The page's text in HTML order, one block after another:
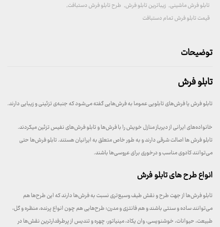
تابلو فرش ماشینی, زیباترین تابلو فرش, طرح تابلو فرش دستبافت,
قیمت تابلو فرش تمام دستبافت
توضیحات
تابلو فرش
تابلو فرش یا فرش‌های تابلویی عموما به فرش‌هایی گفته می‌شود که جنبه‌ی تزئینی و زیبایی دارند.
خانواده‌های ایرانی از دیرباز منازل خویش را با فرش‌ها و تابلو فرش‌های نفیس تزئین میکردند.
تابلو فرش ها اصالت شرقی دارند و به طور خاص متعلق به ایرانیان هستند. تابلو فرش‌ها حتی
می‌توانند کادوی مناسب و درخوری برای عروسی‌ها باشند.
انواع طرح‌ های تابلو فرش
تابلو فرش‌ها از جهت طرح و نقش طیف وسیع‌تری نسبت به فرش‌ها دارند که این طرح‌ها هم
می‌توانند ساده و سنتی باشند و هم فانتزی و مدرن؛ طرح‌هایی هم چون انواع پرنده، منظره و گل،
طبیعت، حیوانات، خوشنویسی، وان یکاد، مینیاتور، چهره و تندیس از پرطرفدارترین نقش‌ها در